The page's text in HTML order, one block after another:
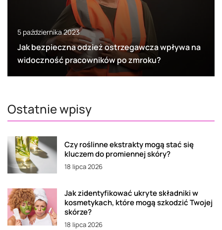
5 października 2023
Jak bezpieczna odzież ostrzegawcza wpływa na
widoczność pracowników po zmroku?
Ostatnie wpisy
Czy roślinne ekstrakty mogą stać się
kluczem do promiennej skóry?
18 lipca 2026
Jak zidentyfikować ukryte składniki w
kosmetykach, które mogą szkodzić Twojej
skórze?
18 lipca 2026